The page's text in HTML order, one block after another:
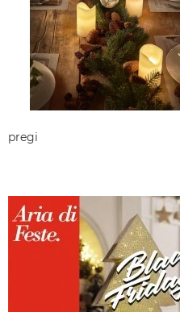
pregi